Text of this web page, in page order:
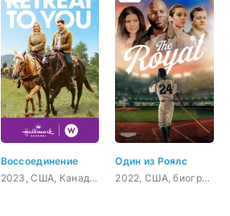
Воссоединение
2023, США, Канада, мелодрама, комедия
Один из Роялс
2022, США, биография, спорт